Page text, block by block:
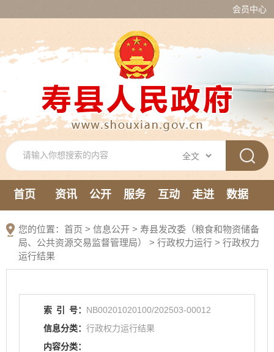
会员中心
首页 资讯 公开 服务 互动 走进
数据
您的位置： 首页 > 信息公开 > 寿县发改委（粮食和物资储备
局、公共资源交易监督管理局） > 行政权力运行 > 行政权力
运行结果
索 引 号： NB00201020100/202503-00012
信息分类： 行政权力运行结果
内容分类：